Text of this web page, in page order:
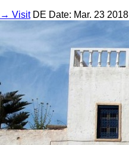
→ Visit DE Date: Mar. 23 2018